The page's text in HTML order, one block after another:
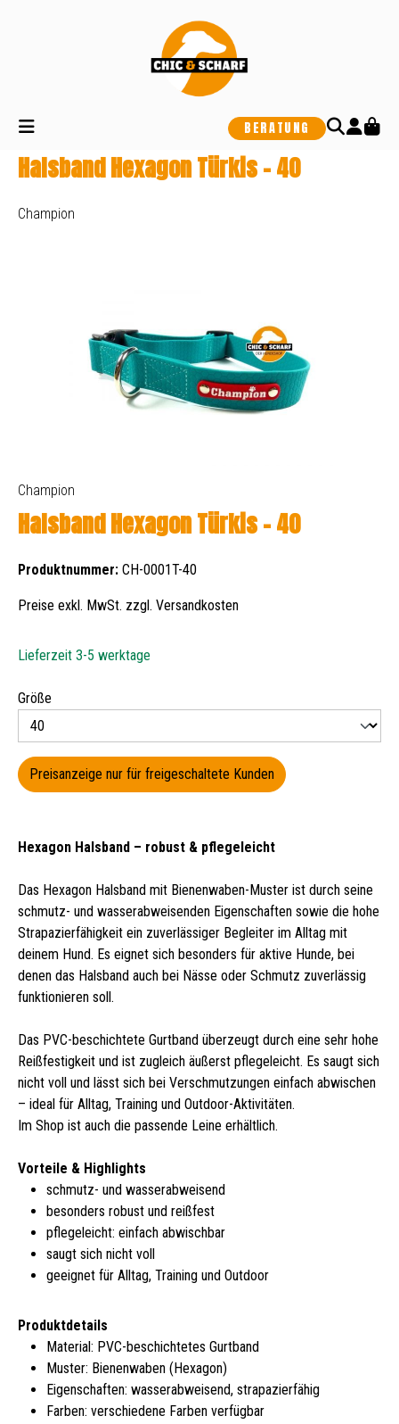
BERATUNG
Halsband Hexagon Türkis - 40
Champion
Champion
Halsband Hexagon Türkis - 40
Produktnummer: CH-0001T-40
Preise exkl. MwSt. zzgl. Versandkosten
Lieferzeit 3-5 werktage
Größe
Preisanzeige nur für freigeschaltete Kunden
Hexagon Halsband – robust & pflegeleicht
Das Hexagon Halsband mit Bienenwaben-Muster ist durch seine
schmutz- und wasserabweisenden Eigenschaften sowie die hohe
Strapazierfähigkeit ein zuverlässiger Begleiter im Alltag mit
deinem Hund. Es eignet sich besonders für aktive Hunde, bei
denen das Halsband auch bei Nässe oder Schmutz zuverlässig
funktionieren soll.
Das PVC-beschichtete Gurtband überzeugt durch eine sehr hohe
Reißfestigkeit und ist zugleich äußerst pflegeleicht. Es saugt sich
nicht voll und lässt sich bei Verschmutzungen einfach abwischen
– ideal für Alltag, Training und Outdoor-Aktivitäten.
Im Shop ist auch die passende Leine erhältlich.
Vorteile & Highlights
schmutz- und wasserabweisend
besonders robust und reißfest
pflegeleicht: einfach abwischbar
saugt sich nicht voll
geeignet für Alltag, Training und Outdoor
Produktdetails
Material: PVC-beschichtetes Gurtband
Muster: Bienenwaben (Hexagon)
Eigenschaften: wasserabweisend, strapazierfähig
Farben: verschiedene Farben verfügbar